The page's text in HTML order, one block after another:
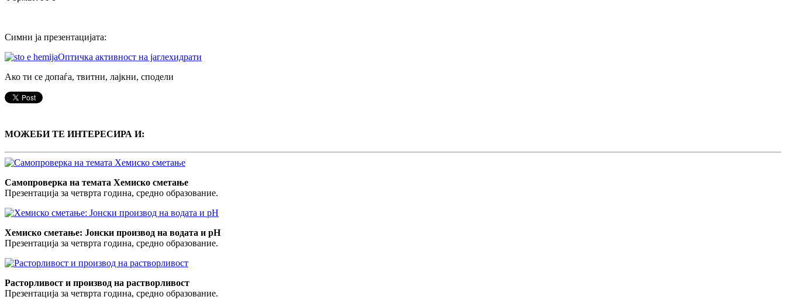
Симни ја презентацијата:
Оптичка активност на јаглехидрати
Ако ти се допаѓа, твитни, лајкни, сподели
МОЖЕБИ ТЕ ИНТЕРЕСИРА И:
Самопроверка на темата Хемиско сметање
Презентација за четврта година, средно образование.
Хемиско сметање: Јонски производ на водата и pH
Презентација за четврта година, средно образование.
Расторливост и производ на растворливост
Презентација за четврта година, средно образование.